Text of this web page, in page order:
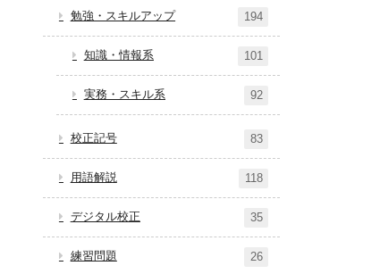
勉強・スキルアップ 194
知識・情報系 101
実務・スキル系 92
校正記号 83
用語解説 118
デジタル校正 35
練習問題 26